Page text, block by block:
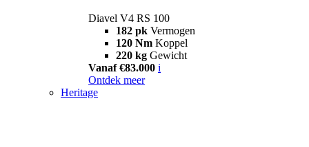
Diavel V4 RS 100
182 pk Vermogen
120 Nm Koppel
220 kg Gewicht
Vanaf €83.000 i
Ontdek meer
Heritage